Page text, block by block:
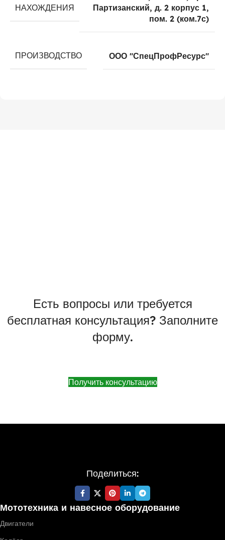
НАХОЖДЕНИЯ
Партизанский, д. 2 корпус 1,
пом. 2 (ком.7с)
ПРОИЗВОДСТВО ООО "СпецПрофРесурс"
Есть вопросы или требуется
бесплатная консультация? Заполните
форму.
Получить консультацию
Поделиться:
Мототехника и навесное оборудование
Двигатели